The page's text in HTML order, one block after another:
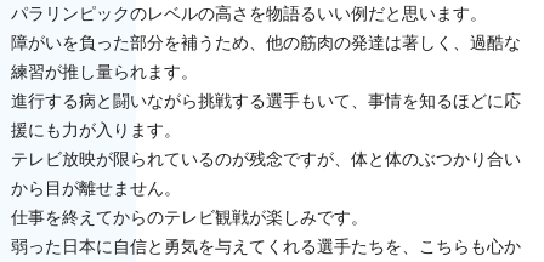
パラリンピックのレベルの高さを物語るいい例だと思います。
障がいを負った部分を補うため、他の筋肉の発達は著しく、過酷な
練習が推し量られます。
進行する病と闘いながら挑戦する選手もいて、事情を知るほどに応
援にも力が入ります。
テレビ放映が限られているのが残念ですが、体と体のぶつかり合い
から目が離せません。
仕事を終えてからのテレビ観戦が楽しみです。
弱った日本に自信と勇気を与えてくれる選手たちを、こちらも心か